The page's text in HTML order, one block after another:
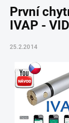
První
IVAP -
25.2.2014